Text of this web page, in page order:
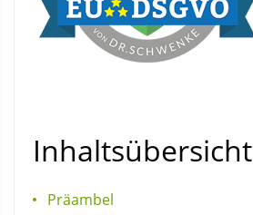
Inhaltsübersicht
Präambel